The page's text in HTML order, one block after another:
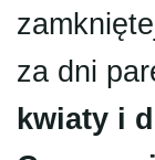
za dni
kwiaty i